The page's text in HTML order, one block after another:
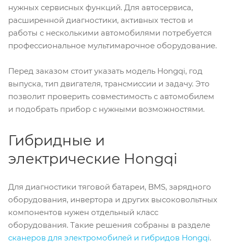
нужных сервисных функций. Для автосервиса,
расширенной диагностики, активных тестов и
работы с несколькими автомобилями потребуется
профессиональное мультимарочное оборудование.
Перед заказом стоит указать модель Hongqi, год
выпуска, тип двигателя, трансмиссии и задачу. Это
позволит проверить совместимость с автомобилем
и подобрать прибор с нужными возможностями.
Гибридные и
электрические Hongqi
Для диагностики тяговой батареи, BMS, зарядного
оборудования, инвертора и других высоковольтных
компонентов нужен отдельный класс
оборудования. Такие решения собраны в разделе
сканеров для электромобилей и гибридов Hongqi.